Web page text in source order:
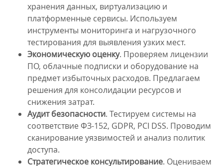
хранения данных, виртуализацию и
платформенные сервисы. Используем
инструменты мониторинга и нагрузочного
тестирования для выявления узких мест.
Экономическую оценку. Проверяем лицензии
ПО, облачные подписки и оборудование на
предмет избыточных расходов. Предлагаем
решения для консолидации ресурсов и
снижения затрат.
Аудит безопасности. Тестируем системы на
соответствие ФЗ-152, GDPR, PCI DSS. Проводим
сканирование уязвимостей и анализ политик
доступа.
Стратегическое консультирование. Оцениваем